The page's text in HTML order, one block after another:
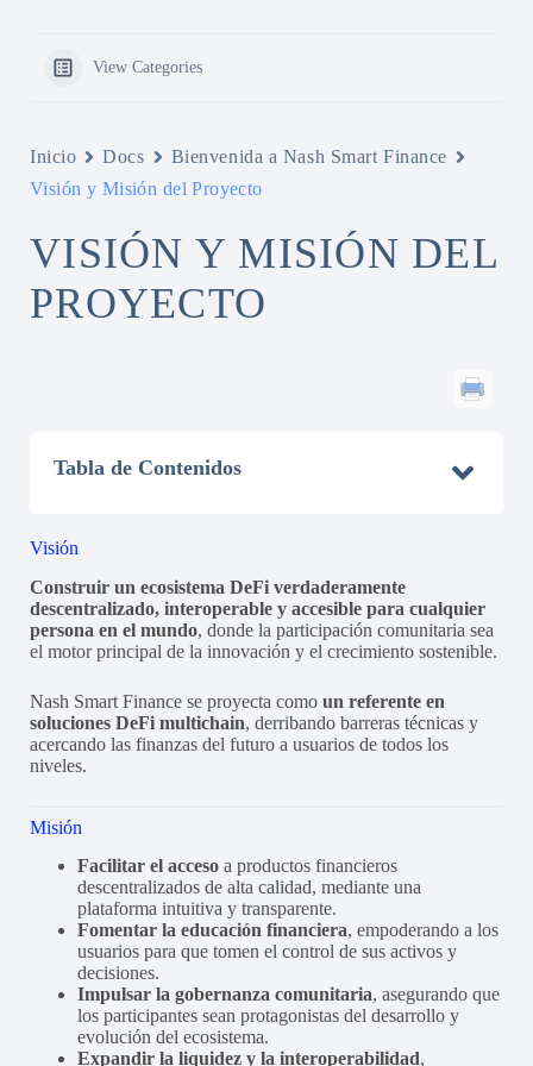
View Categories
Inicio Docs
Bienvenida a Nash Smart Finance
Visión y Misión del Proyecto
VISIÓN Y MISIÓN DEL
PROYECTO
Tabla de Contenidos
Visión
Construir un ecosistema DeFi verdaderamente
descentralizado, interoperable y accesible para cualquier
persona en el mundo, donde la participación comunitaria sea
el motor principal de la innovación y el crecimiento sostenible.
Nash Smart Finance se proyecta como un referente en
soluciones DeFi multichain, derribando barreras técnicas y
acercando las finanzas del futuro a usuarios de todos los
niveles.
Misión
Facilitar el acceso a productos financieros
descentralizados de alta calidad, mediante una
plataforma intuitiva y transparente.
Fomentar la educación financiera, empoderando a los
usuarios para que tomen el control de sus activos y
decisiones.
Impulsar la gobernanza comunitaria, asegurando que
los participantes sean protagonistas del desarrollo y
evolución del ecosistema.
Expandir la liquidez y la interoperabilidad,